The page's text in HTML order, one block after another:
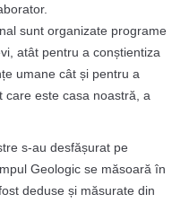
sunt organizate programe
atât pentru a conștientiza
umane cât și pentru a
care este casa noastră, a
s-au desfășurat pe
Geologic se măsoară în
deduse și măsurate din